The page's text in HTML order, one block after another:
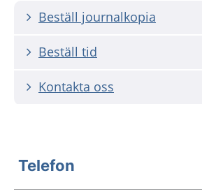
Beställ journalkopia
Beställ tid
Kontakta oss
Telefon